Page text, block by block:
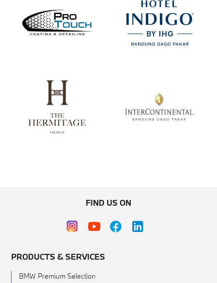
FIND US ON
PRODUCTS & SERVICES
BMW Premium Selection